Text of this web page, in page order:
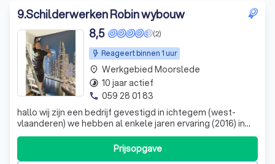
9.Schilderwerken Robin wybouw
Reageert binnen 1 uur
(2)
8,5
hallo wij zijn een bedrijf gevestigd in ichtegem (west-
vlaanderen) we hebben al enkele jaren ervaring (2016) in
het vak wij doen schilderwerken binnen en buiten plaatsen
van behang en decoratieve technieken (betonlook)
plaatsen van gevelisolatie met als afwerking crepi of
Prijsopgave
place Werkgebied Moorslede
timelapse 10 jaar actief
phone 059 28 01 83